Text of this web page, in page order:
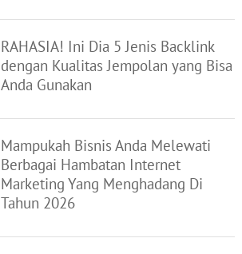
RAHASIA! Ini Dia 5 Jenis Backlink
dengan Kualitas Jempolan yang Bisa
Anda Gunakan
Mampukah Bisnis Anda Melewati
Berbagai Hambatan Internet
Marketing Yang Menghadang Di
Tahun 2026